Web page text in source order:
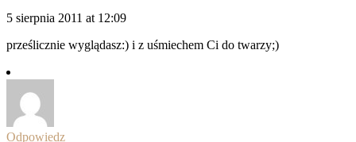
5 sierpnia 2011 at 12:09
prześlicznie wyglądasz:) i z uśmiechem Ci do twarzy;)
Odpowiedz